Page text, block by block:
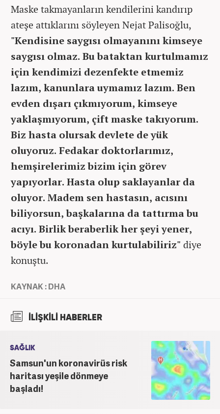
Maske takmayanların kendilerini kandırıp
ateşe attıklarını söyleyen Nejat Palisoğlu,
"Kendisine saygısı olmayanını kimseye
saygısı olmaz. Bu bataktan kurtulmamız
için kendimizi dezenfekte etmemiz
lazım, kanunlara uymamız lazım. Ben
evden dışarı çıkmıyorum, kimseye
yaklaşmıyorum, çift maske takıyorum.
Biz hasta olursak devlete de yük
oluyoruz. Fedakar doktorlarımız,
hemşirelerimiz bizim için görev
yapıyorlar. Hasta olup saklayanlar da
oluyor. Madem sen hastasın, acısını
biliyorsun, başkalarına da tattırma bu
acıyı. Birlik beraberlik her şeyi yener,
böyle bu koronadan kurtulabiliriz" diye
konuştu.
KAYNAK : DHA
İLİŞKİLİ HABERLER
SAĞLIK
Samsun'un koronavirüs risk
haritası yeşile dönmeye
başladı!